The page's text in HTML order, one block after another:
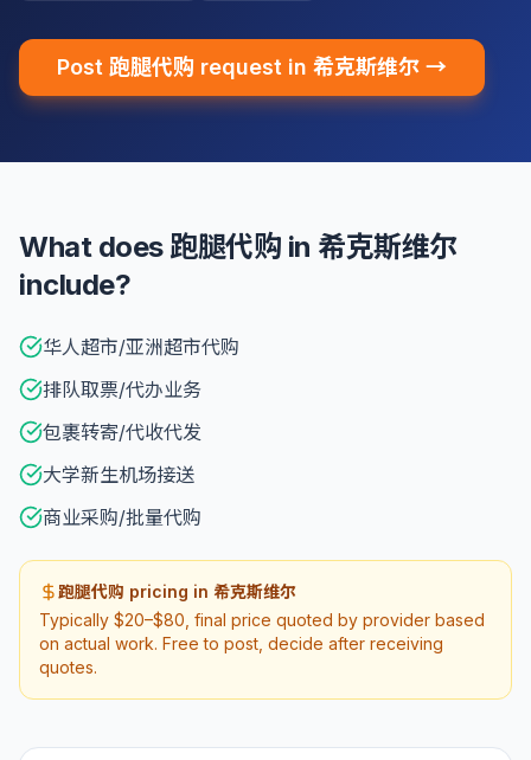
Post 跑腿代购 request in 希克斯维尔 →
What does 跑腿代购 in 希克斯维尔
include?
华人超市/亚洲超市代购
排队取票/代办业务
包裹转寄/代收代发
大学新生机场接送
商业采购/批量代购
跑腿代购 pricing in 希克斯维尔
Typically $20–$80, final price quoted by provider based
on actual work. Free to post, decide after receiving
quotes.